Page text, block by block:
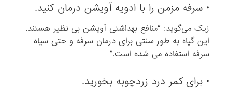
• سرفه مزمن را با ادویه آویشن درمان کنید.
زیک می‌گوید: “منافع بهداشتی آویشن بی ‌نظیر هستند.
این گیاه به طور سنتی برای درمان سرفه و حتی سیاه‌
سرفه استفاده می‌ شده است.”
• برای کمر درد زردچوبه بخورید.